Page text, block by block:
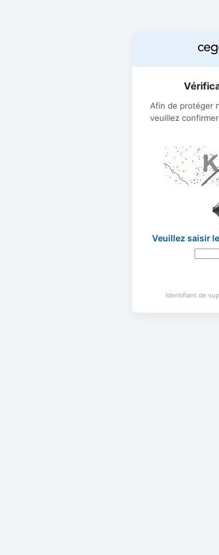
Afin de protéger
veuillez
Veuillez saisir
Identifiant de